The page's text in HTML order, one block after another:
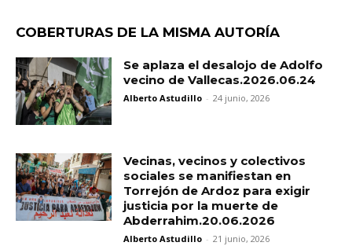
COBERTURAS DE LA MISMA AUTORÍA
Se aplaza el desalojo de Adolfo
vecino de Vallecas.2026.06.24
Alberto Astudillo - 24 junio, 2026
Vecinas, vecinos y colectivos
sociales se manifiestan en
Torrejón de Ardoz para exigir
justicia por la muerte de
Abderrahim.20.06.2026
Alberto Astudillo - 21 junio, 2026